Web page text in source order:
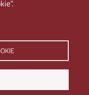
Du Mesnil -
Napoli
| PEC: